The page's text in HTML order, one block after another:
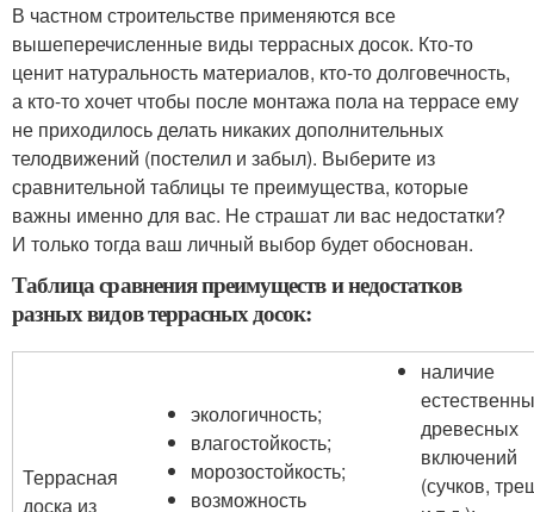
В частном строительстве применяются все
вышеперечисленные виды террасных досок. Кто-то
ценит натуральность материалов, кто-то долговечность,
а кто-то хочет чтобы после монтажа пола на террасе ему
не приходилось делать никаких дополнительных
телодвижений (постелил и забыл). Выберите из
сравнительной таблицы те преимущества, которые
важны именно для вас. Не страшат ли вас недостатки?
И только тогда ваш личный выбор будет обоснован.
Таблица сравнения преимуществ и недостатков
разных видов террасных досок:
Террасная
доска из
экологичность;
влагостойкость;
морозостойкость;
возможность
наличие
древесных
включений
(сучков,